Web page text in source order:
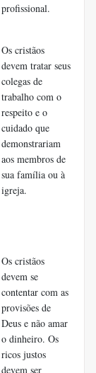
profissional.
Os cristãos
devem tratar seus
colegas de
trabalho com o
respeito e o
cuidado que
demonstrariam
aos membros de
sua família ou à
igreja.
Os cristãos
devem se
contentar com as
provisões de
Deus e não amar
o dinheiro. Os
ricos justos
devem ser